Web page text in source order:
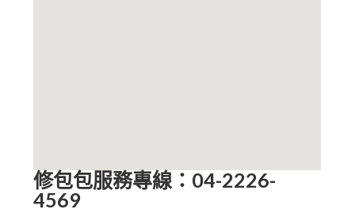
修包包服務專線：04-2226-
4569